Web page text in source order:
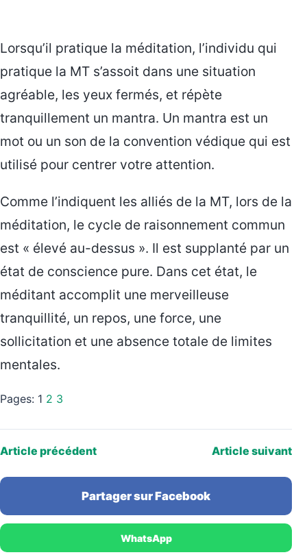
Lorsqu’il pratique la méditation, l’individu qui
pratique la MT s’assoit dans une situation
agréable, les yeux fermés, et répète
tranquillement un mantra. Un mantra est un
mot ou un son de la convention védique qui est
utilisé pour centrer votre attention.
Comme l’indiquent les alliés de la MT, lors de la
méditation, le cycle de raisonnement commun
est « élevé au-dessus ». Il est supplanté par un
état de conscience pure. Dans cet état, le
méditant accomplit une merveilleuse
tranquillité, un repos, une force, une
sollicitation et une absence totale de limites
mentales.
Pages: 1 2 3
Article précédent Article suivant
Partager sur Facebook
WhatsApp